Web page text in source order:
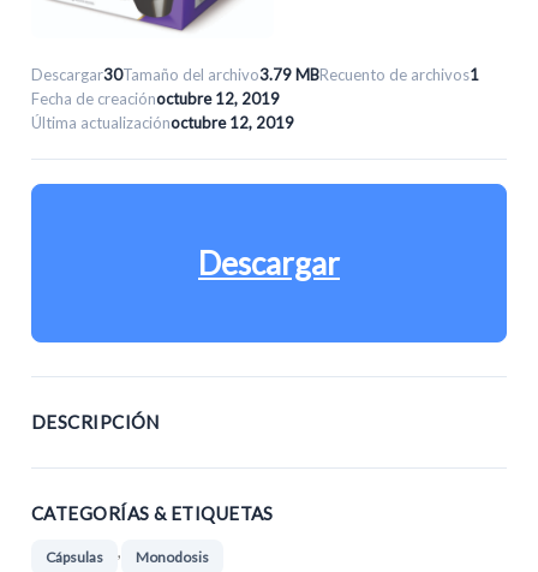
Descargar30Tamaño del archivo3.79 MBRecuento de archivos1
Fecha de creaciónoctubre 12, 2019
Última actualizaciónoctubre 12, 2019
Descargar
DESCRIPCIÓN
CATEGORÍAS & ETIQUETAS
Cápsulas , Monodosis